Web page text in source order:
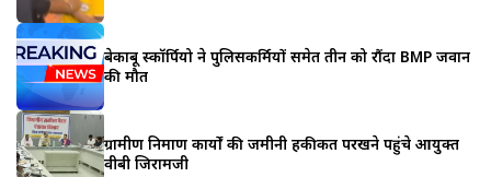
बेकाबू स्कॉर्पियो ने पुलिसकर्मियों समेत तीन को रौंदा BMP जवान
की मौत
ग्रामीण निर्माण कार्यों की जमीनी हकीकत परखने पहुंचे आयुक्त
वीबी जिरामजी